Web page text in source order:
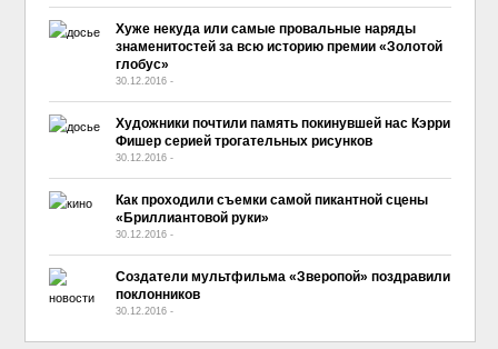
Хуже некуда или самые провальные наряды
знаменитостей за всю историю премии «Золотой
глобус»
30.12.2016 -
Художники почтили память покинувшей нас Кэрри
Фишер серией трогательных рисунков
30.12.2016 -
Как проходили съемки самой пикантной сцены
«Бриллиантовой руки»
30.12.2016 -
Создатели мультфильма «Зверопой» поздравили
поклонников
30.12.2016 -